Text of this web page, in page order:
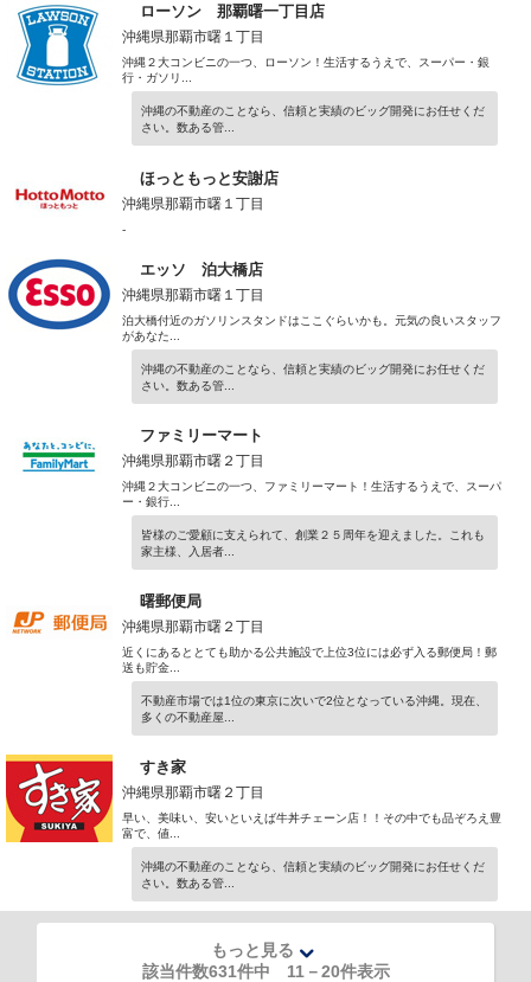
ローソン 那覇曙一丁目店
沖縄県那覇市曙１丁目
沖縄２大コンビニの一つ、ローソン！生活するうえで、スーパー・銀
行・ガソリ...
沖縄の不動産のことなら、信頼と実績のビッグ開発にお任せくだ
さい。数ある管...
ほっともっと安謝店
沖縄県那覇市曙１丁目
-
エッソ 泊大橋店
沖縄県那覇市曙１丁目
泊大橋付近のガソリンスタンドはここぐらいかも。元気の良いスタッフ
があなた...
沖縄の不動産のことなら、信頼と実績のビッグ開発にお任せくだ
さい。数ある管...
ファミリーマート
沖縄県那覇市曙２丁目
沖縄２大コンビニの一つ、ファミリーマート！生活するうえで、スーパ
ー・銀行...
皆様のご愛顧に支えられて、創業２５周年を迎えました。これも
家主様、入居者...
曙郵便局
沖縄県那覇市曙２丁目
近くにあるととても助かる公共施設で上位3位には必ず入る郵便局！郵
送も貯金...
不動産市場では1位の東京に次いで2位となっている沖縄。現在、
多くの不動産屋...
すき家
沖縄県那覇市曙２丁目
早い、美味い、安いといえば牛丼チェーン店！！その中でも品ぞろえ豊
富で、値...
沖縄の不動産のことなら、信頼と実績のビッグ開発にお任せくだ
さい。数ある管...
もっと見る
該当件数631件中 11 －20件表示